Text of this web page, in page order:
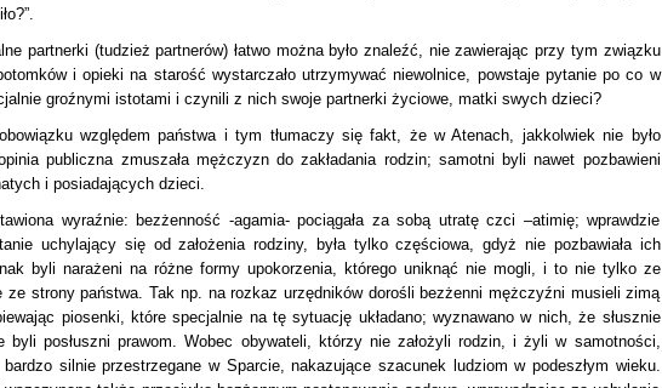
partnerki (tudzież partnerów) łatwo można było znaleźć, nie zawierając przy tym związku
i opieki na starość wystarczało utrzymywać niewolnice, powstaje pytanie po co w
groźnymi istotami i czynili z nich swoje partnerki życiowe, matki swych dzieci?
obowiązku względem państwa i tym tłumaczy się fakt, że w Atenach, jakkolwiek nie było
publiczna zmuszała mężczyzn do zakładania rodzin; samotni byli nawet pozbawieni
i posiadających dzieci.
wyraźnie: bezżenność -agamia- pociągała za sobą utratę czci –atimię; wprawdzie
uchylający się od założenia rodziny, była tylko częściowa, gdyż nie pozbawiała ich
byli narażeni na różne formy upokorzenia, którego uniknąć nie mogli, i to nie tylko ze
strony państwa. Tak np. na rozkaz urzędników dorośli bezżenni mężczyźni musieli zimą
piosenki, które specjalnie na tę sytuację układano; wyznawano w nich, że słusznie
byli posłuszni prawom. Wobec obywateli, którzy nie założyli rodzin, i żyli w samotności,
bardzo silnie przestrzegane w Sparcie, nakazujące szacunek ludziom w podeszłym wieku.